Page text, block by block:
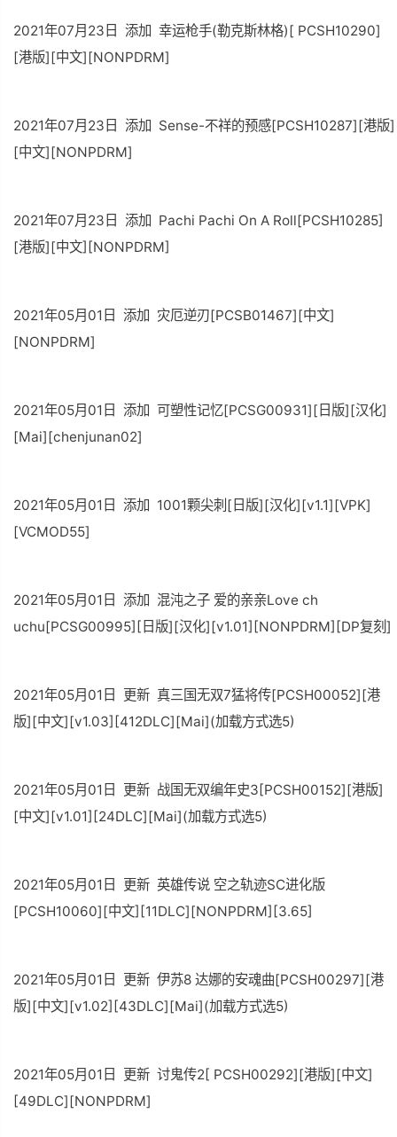
2021年07月23日 添加 幸运枪手(勒克斯林格)[ PCSH10290]
[港版][中文][NONPDRM]
2021年07月23日 添加 Sense-不祥的预感[PCSH10287][港版]
[中文][NONPDRM]
2021年07月23日 添加 Pachi Pachi On A Roll[PCSH10285]
[港版][中文][NONPDRM]
2021年05月01日 添加 灾厄逆刃[PCSB01467][中文]
[NONPDRM]
2021年05月01日 添加 可塑性记忆[PCSG00931][日版][汉化]
[Mai][chenjunan02]
2021年05月01日 添加 1001颗尖刺[日版][汉化][v1.1][VPK]
[VCMOD55]
2021年05月01日 添加 混沌之子 爱的亲亲Love ch
uchu[PCSG00995][日版][汉化][v1.01][NONPDRM][DP复刻]
2021年05月01日 更新 真三国无双7猛将传[PCSH00052][港
版][中文][v1.03][412DLC][Mai](加载方式选5)
2021年05月01日 更新 战国无双编年史3[PCSH00152][港版]
[中文][v1.01][24DLC][Mai](加载方式选5)
2021年05月01日 更新 英雄传说 空之轨迹SC进化版
[PCSH10060][中文][11DLC][NONPDRM][3.65]
2021年05月01日 更新 伊苏8 达娜的安魂曲[PCSH00297][港
版][中文][v1.02][43DLC][Mai](加载方式选5)
2021年05月01日 更新 讨鬼传2[ PCSH00292][港版][中文]
[49DLC][NONPDRM]